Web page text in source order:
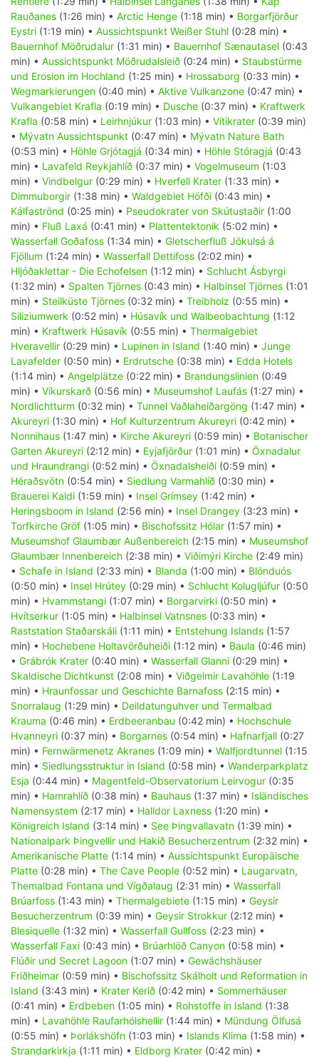
Rauðanes (1:26 min) • Arctic Henge (1:18 min) • Borgarfjörður
Eystri (1:19 min) • Aussichtspunkt Weißer Stuhl (0:28 min) •
Bauernhof Möðrudalur (1:31 min) • Bauernhof Sænautasel (0:43
min) • Aussichtspunkt Möðrudalsleið (0:24 min) • Staubstürme
und Erosion im Hochland (1:25 min) • Hrossaborg (0:33 min) •
Wegmarkierungen (0:40 min) • Aktive Vulkanzone (0:47 min) •
Vulkangebiet Krafla (0:19 min) • Dusche (0:37 min) • Kraftwerk
Krafla (0:58 min) • Leirhnjúkur (1:03 min) • Vítikrater (0:39 min)
• Mývatn Aussichtspunkt (0:47 min) • Mývatn Nature Bath
(0:53 min) • Höhle Grjótagjá (0:34 min) • Höhle Stóragjá (0:43
min) • Lavafeld Reykjahlíð (0:37 min) • Vogelmuseum (1:03
min) • Vindbelgur (0:29 min) • Hverfell Krater (1:33 min) •
Dimmuborgir (1:38 min) • Waldgebiet Höfði (0:43 min) •
Kálfaströnd (0:25 min) • Pseudokrater von Skútustaðir (1:00
min) • Fluß Laxá (0:41 min) • Plattentektonik (5:02 min) •
Wasserfall Goðafoss (1:34 min) • Gletscherfluß Jökulsá á
Fjöllum (1:24 min) • Wasserfall Dettifoss (2:02 min) •
Hljóðaklettar - Die Echofelsen (1:12 min) • Schlucht Ásbyrgi
(1:32 min) • Spalten Tjörnes (0:43 min) • Halbinsel Tjörnes (1:01
min) • Steilküste Tjörnes (0:32 min) • Treibholz (0:55 min) •
Siliziumwerk (0:52 min) • Húsavík und Walbeobachtung (1:12
min) • Kraftwerk Húsavík (0:55 min) • Thermalgebiet
Hveravellir (0:29 min) • Lupinen in Island (1:40 min) • Junge
Lavafelder (0:50 min) • Erdrutsche (0:38 min) • Edda Hotels
(1:14 min) • Angelplätze (0:22 min) • Brandungslinien (0:49
min) • Víkurskarð (0:56 min) • Museumshof Laufás (1:27 min) •
Nordlichtturm (0:32 min) • Tunnel Vaðlaheiðargöng (1:47 min) •
Akureyri (1:30 min) • Hof Kulturzentrum Akureyri (0:42 min) •
Nonnihaus (1:47 min) • Kirche Akureyri (0:59 min) • Botanischer
Garten Akureyri (2:12 min) • Eyjafjörður (1:01 min) • Öxnadalur
und Hraundrangi (0:52 min) • Öxnadalsheiði (0:59 min) •
Héraðsvötn (0:54 min) • Siedlung Varmahlíð (0:30 min) •
Brauerei Kaldi (1:59 min) • Insel Grímsey (1:42 min) •
Heringsboom in Island (2:56 min) • Insel Drangey (3:23 min) •
Torfkirche Gröf (1:05 min) • Bischofssitz Hólar (1:57 min) •
Museumshof Glaumbær Außenbereich (2:15 min) • Museumshof
Glaumbær Innenbereich (2:38 min) • Viðimýri Kirche (2:49 min)
• Schafe in Island (2:33 min) • Blanda (1:00 min) • Blönduós
(0:50 min) • Insel Hrútey (0:29 min) • Schlucht Kolugljúfur (0:50
min) • Hvammstangi (1:07 min) • Borgarvirki (0:50 min) •
Hvítserkur (1:05 min) • Halbinsel Vatnsnes (0:33 min) •
Raststation Staðarskáli (1:11 min) • Entstehung Islands (1:57
min) • Hochebene Holtavörðuheiði (1:12 min) • Baula (0:46 min)
• Grábrók Krater (0:40 min) • Wasserfall Glanni (0:29 min) •
Skaldische Dichtkunst (2:08 min) • Viðgelmir Lavahöhle (1:19
min) • Hraunfossar und Geschichte Barnafoss (2:15 min) •
Snorralaug (1:29 min) • Deildatunguhver und Termalbad
Krauma (0:46 min) • Erdbeeranbau (0:42 min) • Hochschule
Hvanneyri (0:37 min) • Borgarnes (0:54 min) • Hafnarfjall (0:27
min) • Fernwärmenetz Akranes (1:09 min) • Walfjordtunnel (1:15
min) • Siedlungsstruktur in Island (0:58 min) • Wanderparkplatz
Esja (0:44 min) • Magentfeld-Observatorium Leirvogur (0:35
min) • Hamrahlíð (0:38 min) • Bauhaus (1:37 min) • Isländisches
Namensystem (2:17 min) • Halldor Laxness (1:20 min) •
Königreich Island (3:14 min) • See Þingvallavatn (1:39 min) •
Nationalpark Þingvellir und Hakið Besucherzentrum (2:32 min) •
Amerikanische Platte (1:14 min) • Aussichtspunkt Europäische
Platte (0:28 min) • The Cave People (0:52 min) • Laugarvatn,
Themalbad Fontana und Vígðalaug (2:31 min) • Wasserfall
Brúarfoss (1:43 min) • Thermalgebiete (1:15 min) • Geysir
Besucherzentrum (0:39 min) • Geysir Strokkur (2:12 min) •
Blesiquelle (1:32 min) • Wasserfall Gullfoss (2:23 min) •
Wasserfall Faxi (0:43 min) • Brúarhlöð Canyon (0:58 min) •
Flúðir und Secret Lagoon (1:07 min) • Gewächshäuser
Friðheimar (0:59 min) • Bischofssitz Skálholt und Reformation in
Island (3:43 min) • Krater Kerið (0:42 min) • Sommerhäuser
(0:41 min) • Erdbeben (1:05 min) • Rohstoffe in Island (1:38
min) • Lavahöhle Raufarhólshellir (1:44 min) • Mündung Ölfusá
(0:55 min) • Þorlákshöfn (1:03 min) • Islands Klima (1:58 min) •
Strandarkirkja (1:11 min) • Eldborg Krater (0:42 min) •